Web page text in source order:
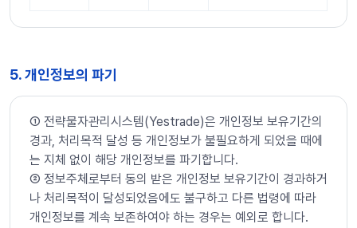
5. 개인정보의 파기
➀ 전략물자관리시스템(Yestrade)은 개인정보 보유기간의
경과, 처리목적 달성 등 개인정보가 불필요하게 되었을 때에
는 지체 없이 해당 개인정보를 파기합니다.
➁ 정보주체로부터 동의 받은 개인정보 보유기간이 경과하거
나 처리목적이 달성되었음에도 불구하고 다른 법령에 따라
개인정보를 계속 보존하여야 하는 경우는 예외로 합니다.